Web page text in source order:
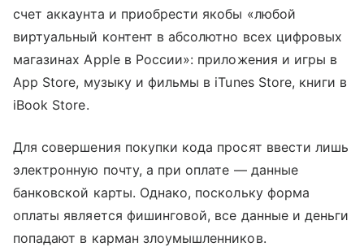
счет аккаунта и приобрести якобы «любой
виртуальный контент в абсолютно всех цифровых
магазинах Apple в России»: приложения и игры в
App Store, музыку и фильмы в iTunes Store, книги в
iBook Store.
Для совершения покупки кода просят ввести лишь
электронную почту, а при оплате — данные
банковской карты. Однако, поскольку форма
оплаты является фишинговой, все данные и деньги
попадают в карман злоумышленников.